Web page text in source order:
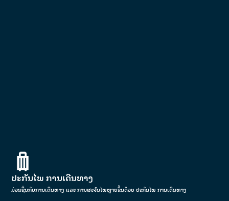
ປະກັນໄພ ການເດີນທາງ
ມ່ວນຊື່ນກັບການເດີນທາງ ແລະ ການຜະຈົນໄພຫຼາຍຂຶ້ນດ້ວຍ ປະກັນໄພ ການເດີນທາງ